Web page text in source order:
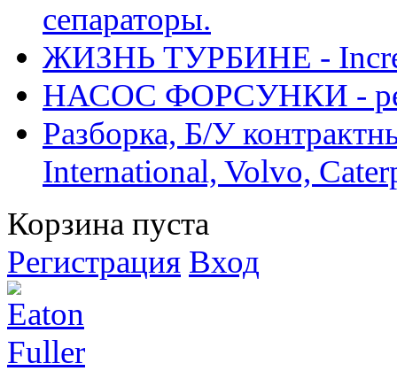
сепараторы.
ЖИЗНЬ ТУРБИНЕ -
НАСОС ФОРСУНКИ -
Разборка, Б/У
International, Volvo,
Корзина пуста
Регистрация Вход